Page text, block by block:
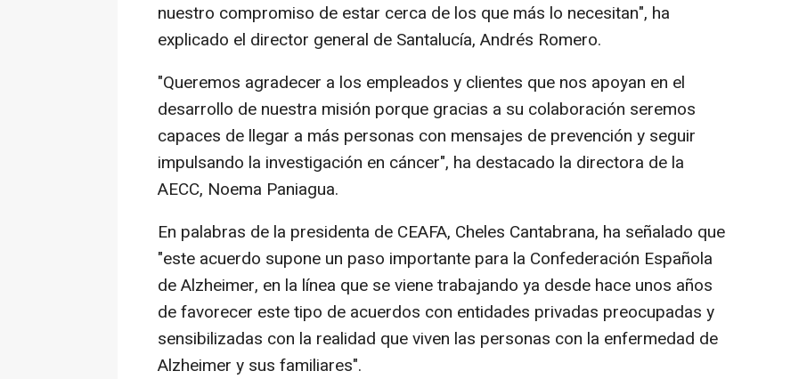
nuestro compromiso de estar cerca de los que más lo necesitan", ha
explicado el director general de Santalucía, Andrés Romero.
"Queremos agradecer a los empleados y clientes que nos apoyan en el
desarrollo de nuestra misión porque gracias a su colaboración seremos
capaces de llegar a más personas con mensajes de prevención y seguir
impulsando la investigación en cáncer", ha destacado la directora de la
AECC, Noema Paniagua.
En palabras de la presidenta de CEAFA, Cheles Cantabrana, ha señalado que
"este acuerdo supone un paso importante para la Confederación Española
de Alzheimer, en la línea que se viene trabajando ya desde hace unos años
de favorecer este tipo de acuerdos con entidades privadas preocupadas y
sensibilizadas con la realidad que viven las personas con la enfermedad de
Alzheimer y sus familiares".